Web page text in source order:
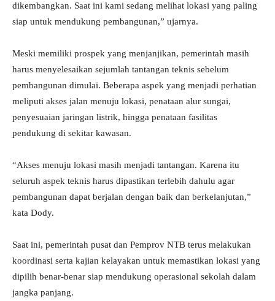
dikembangkan. Saat ini kami sedang melihat lokasi yang paling
siap untuk mendukung pembangunan,” ujarnya.
Meski memiliki prospek yang menjanjikan, pemerintah masih
harus menyelesaikan sejumlah tantangan teknis sebelum
pembangunan dimulai. Beberapa aspek yang menjadi perhatian
meliputi akses jalan menuju lokasi, penataan alur sungai,
penyesuaian jaringan listrik, hingga penataan fasilitas
pendukung di sekitar kawasan.
“Akses menuju lokasi masih menjadi tantangan. Karena itu
seluruh aspek teknis harus dipastikan terlebih dahulu agar
pembangunan dapat berjalan dengan baik dan berkelanjutan,”
kata Dody.
Saat ini, pemerintah pusat dan Pemprov NTB terus melakukan
koordinasi serta kajian kelayakan untuk memastikan lokasi yang
dipilih benar-benar siap mendukung operasional sekolah dalam
jangka panjang.